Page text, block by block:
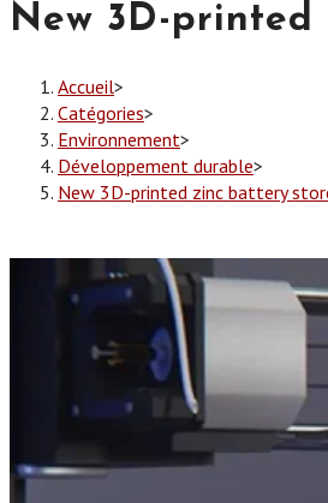
New 3D-
Accueil>
Catégories>
Environnement>
Développement durable>
New 3D-printed zinc battery